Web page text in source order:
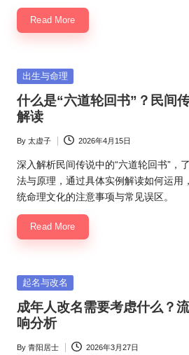
Read More
Posted
出生与命理
什么是“六道轮回书”？民间
解读
Posted
by
By 太虚子 2026年4月15日
深入解析民间传说中的“六道轮回书”，
法与原理，通过具体实例解读如何运用
统命理文化的注意事项与常见误区。
Read More
Posted
起名与改名
成年人改名需要考虑什么？
响分析
By 青阳居士 2026年3月27日